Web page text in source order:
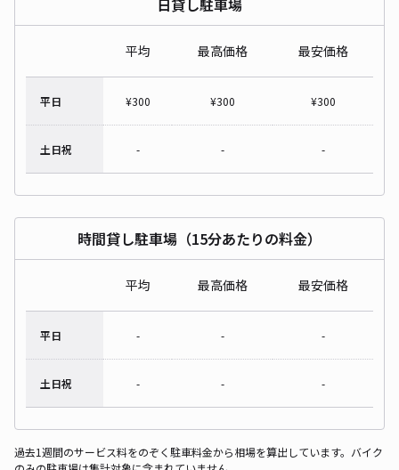
日貸し駐車場
平均 最高価格 最安価格
平日 ¥300 ¥300 ¥300
土日祝 - - -
時間貸し駐車場（15分あたりの料金）
平均 最高価格 最安価格
平日 - - -
土日祝 - - -
過去1週間のサービス料をのぞく駐車料金から相場を算出しています。バイク